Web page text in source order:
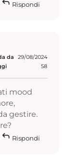
Rispondi
da
29/08/2024
58
mood
gestire.
reply Rispondi